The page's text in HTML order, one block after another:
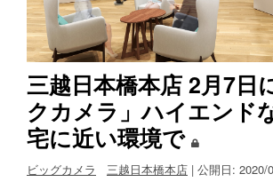
三越日本橋本店 2月7日
クカメラ」ハイエンド
宅に近い環境で
ビッグカメラ 三越日本橋本店 | 公開日: 2020/